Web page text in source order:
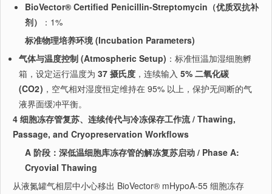
BioVector® Certified Penicillin-Streptomycin（优质双抗补
剂）
：1%
标准物理培养环境 (Incubation Parameters)
气体与温度控制 (Atmospheric Setup) ：标准恒温加湿细胞孵
箱，设定运行温度为 37 摄氏度 ，连续输入 5% 二氧化碳
(CO2) ，空气相对湿度恒定维持在 95% 以上，保护无间断的气
液界面缓冲平衡。
4 细胞冻存管复苏、连续传代与冷冻保存工作流 / Thawing,
Passage, and Cryopreservation Workflows
A 阶段：深低温细胞库冻存管的解冻复苏启动 / Phase A:
Cryovial Thawing
从液氮罐气相层中小心移出 BioVector® mHypoA-55 细胞冻存